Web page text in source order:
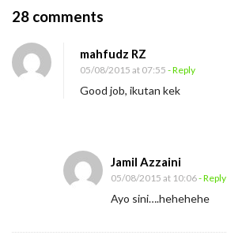
28 comments
K
n
a
mahfudz RZ
05/08/2015 at 07:55 - Reply
Good job, ikutan kek
Jamil Azzaini
05/08/2015 at 10:06- Reply
Ayo sini….hehehehe